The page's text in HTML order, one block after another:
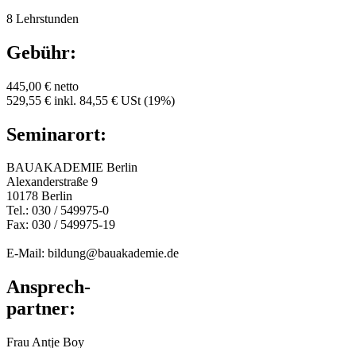
8 Lehrstunden
Gebühr:
445,00 € netto
529,55 € inkl. 84,55 € USt (19%)
Seminarort:
BAUAKADEMIE Berlin
Alexanderstraße 9
10178 Berlin
Tel.: 030 / 549975-0
Fax: 030 / 549975-19
E-Mail: bildung@bauakademie.de
Ansprech-
partner:
Frau Antje Boy